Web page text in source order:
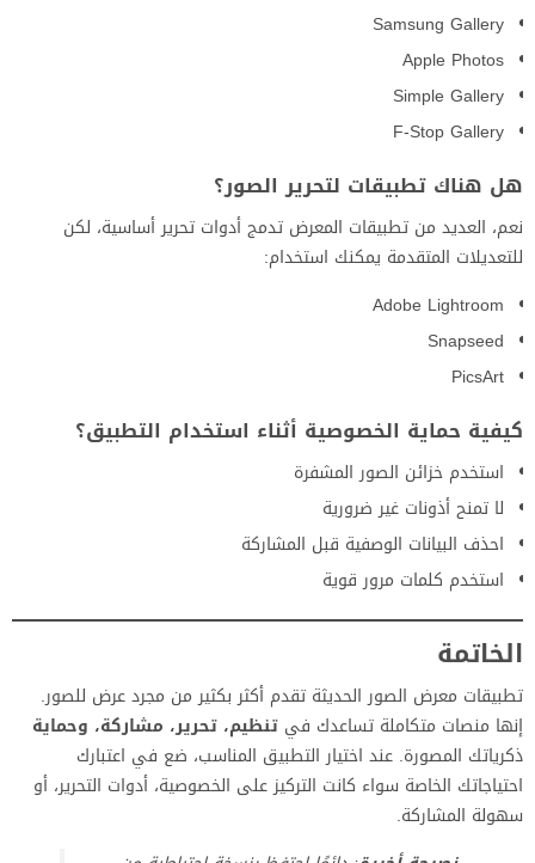
Samsung Gallery
Apple Photos
Simple Gallery
F-Stop Gallery
هل هناك تطبيقات لتحرير الصور؟
نعم، العديد من تطبيقات المعرض تدمج أدوات تحرير أساسية، لكن
للتعديلات المتقدمة يمكنك استخدام:
Adobe Lightroom
Snapseed
PicsArt
كيفية حماية الخصوصية أثناء استخدام التطبيق؟
استخدم خزائن الصور المشفرة
لا تمنح أذونات غير ضرورية
احذف البيانات الوصفية قبل المشاركة
استخدم كلمات مرور قوية
الخاتمة
تطبيقات معرض الصور الحديثة تقدم أكثر بكثير من مجرد عرض للصور.
إنها منصات متكاملة تساعدك في تنظيم، تحرير، مشاركة، وحماية
ذكرياتك المصورة. عند اختيار التطبيق المناسب، ضع في اعتبارك
احتياجاتك الخاصة سواء كانت التركيز على الخصوصية، أدوات التحرير، أو
سهولة المشاركة.